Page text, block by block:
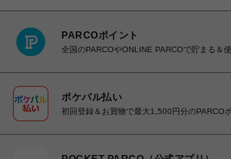
PARCOポイント
全国のPARCOやONLINE PARCOで貯まる＆
ポケパル払い
初回登録＆お買物で最大1,500円分のPARCO